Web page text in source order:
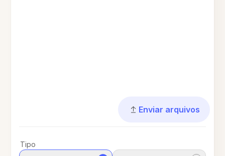
Enviar arquivos
Tipo